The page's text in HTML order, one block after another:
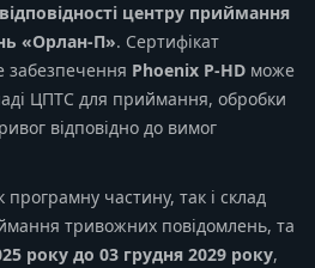
відповідності центру приймання
«Орлан-П». Сертифікат
забезпечення Phoenix P-HD може
ЦПТС для приймання, обробки
відповідно до вимог
частину, так і склад
тривожних повідомлень, та
року до 03 грудня 2029 року,